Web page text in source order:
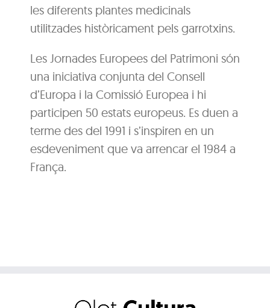
les diferents plantes medicinals
utilitzades històricament pels garrotxins.
Les Jornades Europees del Patrimoni són
una iniciativa conjunta del Consell
d’Europa i la Comissió Europea i hi
participen 50 estats europeus. Es duen a
terme des del 1991 i s’inspiren en un
esdeveniment que va arrencar el 1984 a
França.